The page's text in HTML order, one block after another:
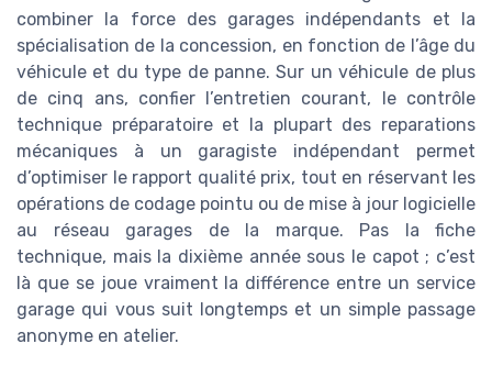
combiner la force des garages indépendants et la
spécialisation de la concession, en fonction de l’âge du
véhicule et du type de panne. Sur un véhicule de plus
de cinq ans, confier l’entretien courant, le contrôle
technique préparatoire et la plupart des reparations
mécaniques à un garagiste indépendant permet
d’optimiser le rapport qualité prix, tout en réservant les
opérations de codage pointu ou de mise à jour logicielle
au réseau garages de la marque. Pas la fiche
technique, mais la dixième année sous le capot ; c’est
là que se joue vraiment la différence entre un service
garage qui vous suit longtemps et un simple passage
anonyme en atelier.